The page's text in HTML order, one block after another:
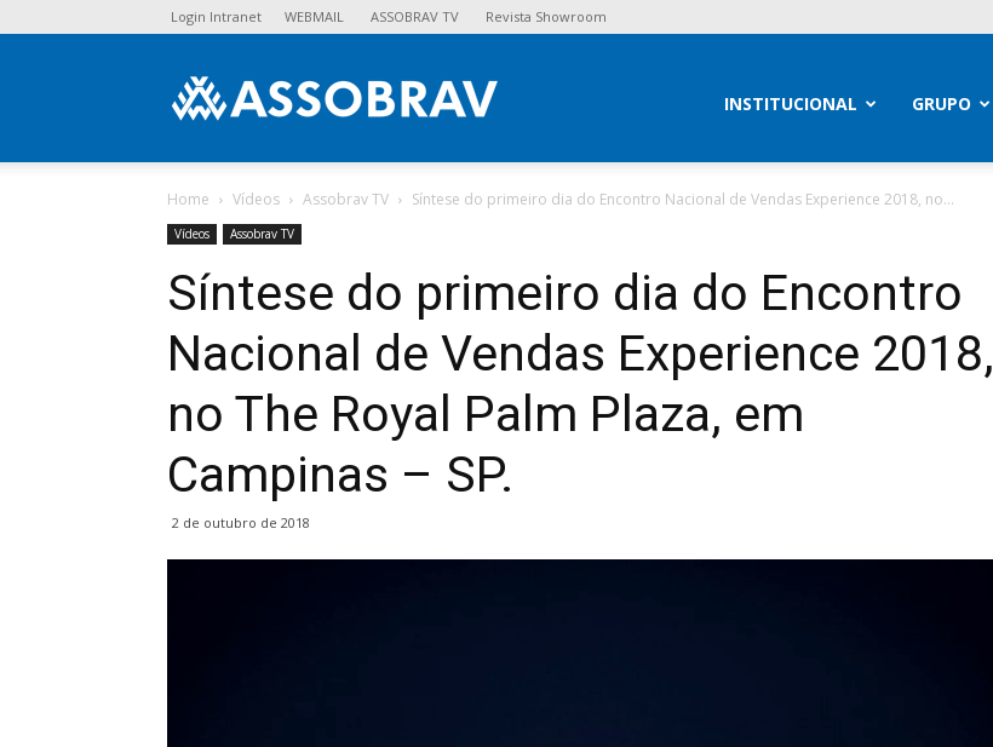
Login Intranet WEBMAIL ASSOBRAV TV Revista Showroom
INSTITUCIONAL GRUPO
Home Vídeos Assobrav TV Síntese do primeiro dia do Encontro Nacional de Vendas Experience 2018, no...
Vídeos Assobrav TV
Síntese do primeiro dia do Encontro
Nacional de Vendas Experience 2018,
no The Royal Palm Plaza, em
Campinas – SP.
2 de outubro de 2018